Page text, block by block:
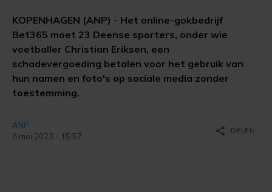
KOPENHAGEN (ANP) - Het online-gokbedrijf
Bet365 moet 23 Deense sporters, onder wie
voetballer Christian Eriksen, een
schadevergoeding betalen voor het gebruik van
hun namen en foto's op sociale media zonder
toestemming.
ANP
8 mei 2023 - 15:57
share DELEN